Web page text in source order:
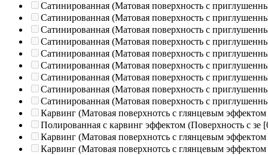
Сатинированная (Матовая поверхность с
Сатинированная (Матовая поверхность с
Сатинированная (Матовая поверхность с
Сатинированная (Матовая поверхность с
Сатинированная (Матовая поверхность с
Сатинированная (Матовая поверхность с
Сатинированная (Матовая поверхность с
Сатинированная (Матовая поверхность с
Сатинированная (Матовая поверхность с
Карвинг (Матовая поверхнотсь с глянцевым эффектом
Полированная c карвинг эффектом (Поверхность с зе
Карвинг (Матовая поверхнотсь с глянцевым эффектом
Карвинг (Матовая поверхнотсь с глянцевым эффектом